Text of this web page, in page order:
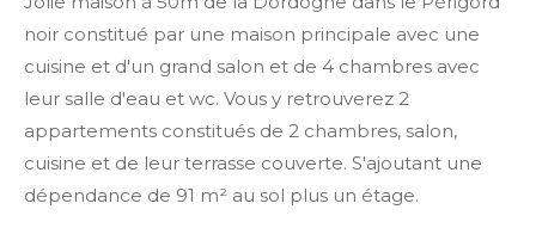
noir constitué par une maison principale avec une
cuisine et d'un grand salon et de 4 chambres avec
leur salle d'eau et wc. Vous y retrouverez 2
appartements constitués de 2 chambres, salon,
cuisine et de leur terrasse couverte. S'ajoutant une
dépendance de 91 m² au sol plus un étage.